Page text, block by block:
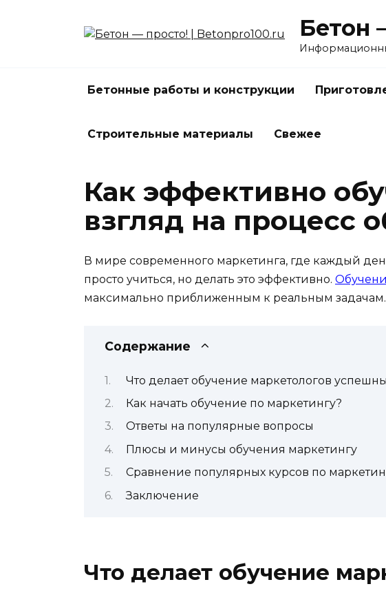
Бетон
Бетонные работы и конструкции
Строительные материалы Свежее
Как эффективно
взгляд на процесс
В мире современного маркетинга, где каждый
просто учиться, но делать это эффективно.
максимально приближенным к реальным задачам.
Содержание
Что делает обучение маркетологов
Как начать обучение по маркетингу?
Ответы на популярные вопросы
Плюсы и минусы обучения маркетингу
Сравнение популярных курсов по
Заключение
Что делает обучение